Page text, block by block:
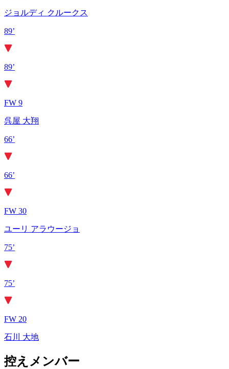
ジョルディ クルークス
89’
89’
FW 9
呉屋 大翔
66’
66’
FW 30
ユーリ アラウージョ
75’
75’
FW 20
石川 大地
控えメンバー